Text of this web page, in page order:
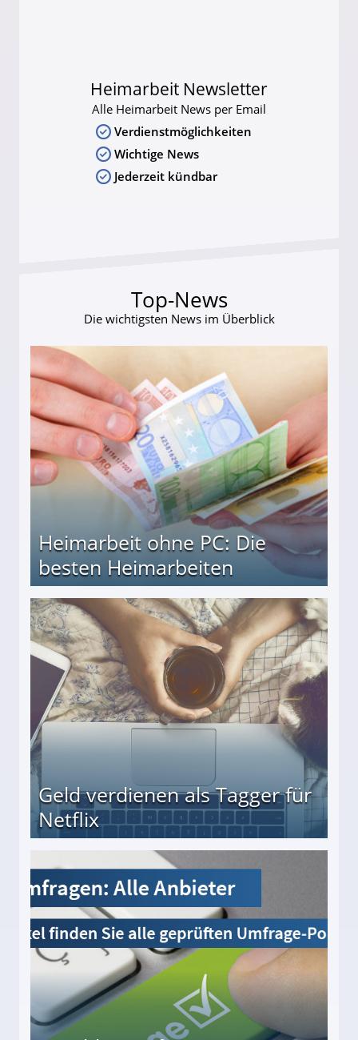
Heimarbeit Newsletter
Alle Heimarbeit News per Email
Verdienstmöglichkeiten
Wichtige News
Jederzeit kündbar
Top-News
Die wichtigsten News im Überblick
Heimarbeit ohne PC: Die
besten Heimarbeiten
Geld verdienen als Tagger für
Netflix